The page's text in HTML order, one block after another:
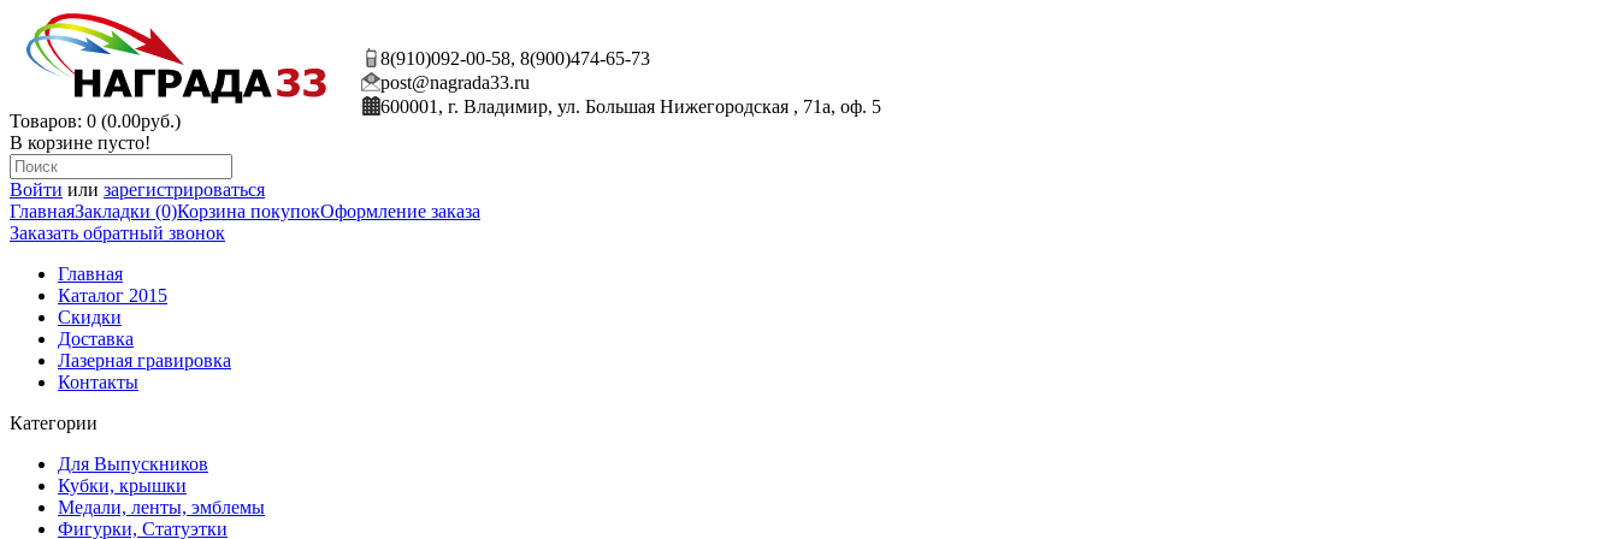
8(910)092-00-58, 8(900)474-65-73
post@nagrada33.ru
600001, г. Владимир, ул. Большая Нижегородская , 71а, оф. 5
Товаров: 0 (0.00руб.)
В корзине пусто!
Войти или зарегистрироваться
ГлавнаяЗакладки (0)Корзина покупокОформление заказа
Заказать обратный звонок
Главная
Каталог 2015
Скидки
Доставка
Лазерная гравировка
Контакты
Категории
Для Выпускников
Кубки, крышки
Медали, ленты, эмблемы
Фигурки, Статуэтки